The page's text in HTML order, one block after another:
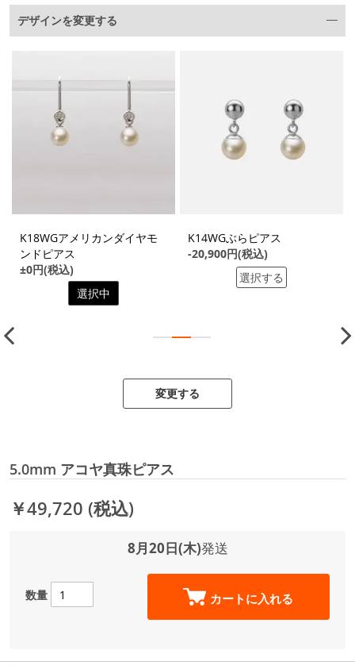
デザインを変更する
K18WGアメリカンダイヤモ
ンドピアス
±0円(税込)
選択中
K14WGぶらピアス
-20,900円(税込)
選択する
変更する
5.0mm アコヤ真珠ピアス
￥49,720 (税込)
8月20日(木)発送
数量 カートに入れる